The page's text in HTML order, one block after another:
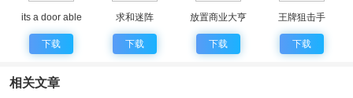
its a door able
下载
求和迷阵
下载
放置商业大亨
下载
王牌狙击手
下载
相关文章